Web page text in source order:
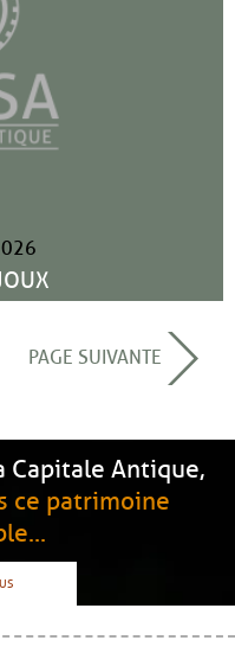
PAGE SUIVANTE
Capitale Antique,
ce patrimoine